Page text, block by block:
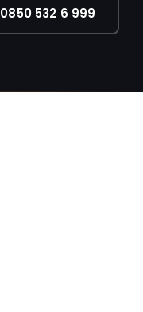
0850 532 6 999